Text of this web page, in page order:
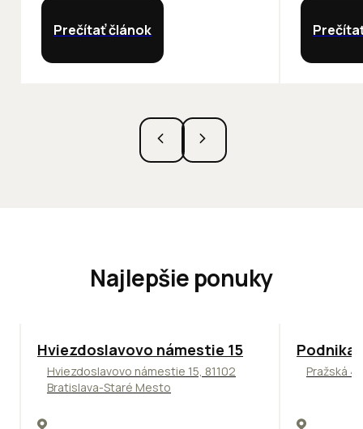
Prečítať článok
Najlepšie ponuky
ODPORÚČAME
Hviezdoslavovo námestie 15
Hviezdoslavovo námestie 15, 81102
Bratislava-Staré Mesto
Pražská